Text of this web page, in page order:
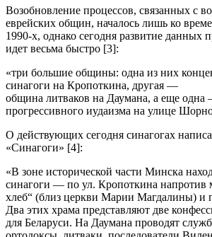
Возобновление процессов, связанных с
еврейских общин, началось лишь ко
1990-х, однако сегодня развитие данных
идет весьма быстро [3]:
«три большие общины: одна из них
синагоги на Кропоткина, другая —
община литваков на Даумана, а еще одна
прогрессивного иудаизма на улице
О действующих сегодня синагогах
«Синагоги» [4]:
«В зоне исторической части Минска
синагоги — по ул. Кропоткина напротив
хлеб“ (близ церкви Марии Магдалины) и
Два этих храма представляют две
для Беларуси. На Даумана проводят